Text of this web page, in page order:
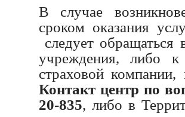
В случае
сроком оказания
следует
учреждения, либо к
страховой
Контакт центр по
20-835, либо в